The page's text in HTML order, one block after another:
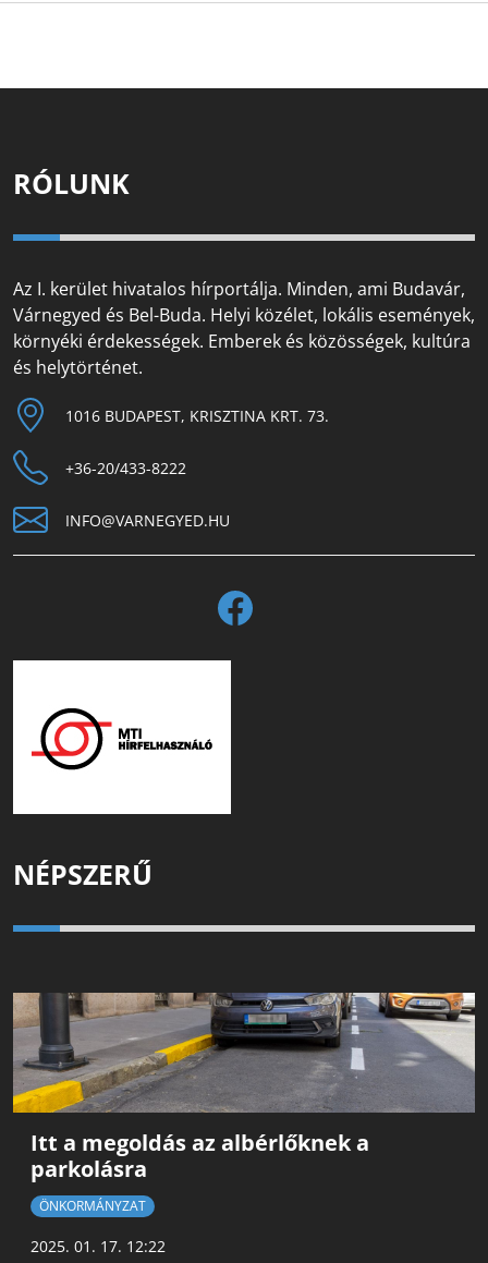
RÓLUNK
Az I. kerület hivatalos hírportálja. Minden, ami Budavár,
Várnegyed és Bel-Buda. Helyi közélet, lokális események,
környéki érdekességek. Emberek és közösségek, kultúra
és helytörténet.
1016 BUDAPEST, KRISZTINA KRT. 73.
+36-20/433-8222
INFO@VARNEGYED.HU
NÉPSZERŰ
Itt a megoldás az albérlőknek a
parkolásra
ÖNKORMÁNYZAT
2025. 01. 17. 12:22